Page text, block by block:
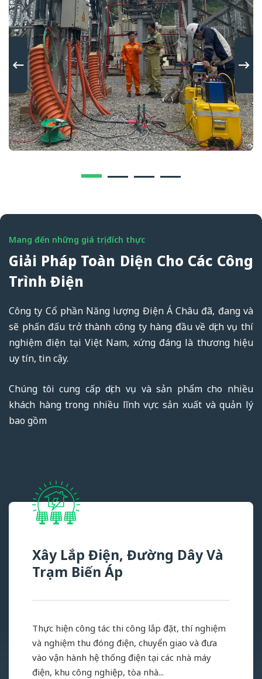
Mang đến những giá trị đích thực
Giải Pháp Toàn Diện Cho Các Công
Trình Điện
Công ty Cổ phần Năng lượng Điện Á Châu đã, đang và
sẽ phấn đấu trở thành công ty hàng đầu về dịch vụ thí
nghiệm điện tại Việt Nam, xứng đáng là thương hiệu
uy tín, tin cậy.
Chúng tôi cung cấp dịch vụ và sản phẩm cho nhiều
khách hàng trong nhiều lĩnh vực sản xuất và quản lý
bao gồm
Xây Lắp Điện, Đường Dây Và
Trạm Biến Áp
Thực hiện công tác thi công lắp đặt, thí nghiệm
và nghiệm thu đóng điện, chuyển giao và đưa
vào vận hành hệ thống điện tại các nhà máy
điện, khu công nghiệp, tòa nhà...